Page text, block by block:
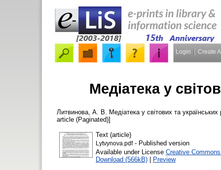
Login Create
Медіатека у
Литвинова, А. В.
Медіатека у світових та
article (Paginated)]
Text (article)
Lytvynova.pdf- Published version
Available under License Creative
Download (566kB) | Preview